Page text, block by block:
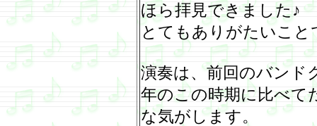
ほら拝見できました♪
とてもありがたいこと
演奏は、前回のバンド
年のこの時期に比べて
な気がします。